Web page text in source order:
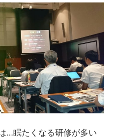
…眠たくなる研修が多い